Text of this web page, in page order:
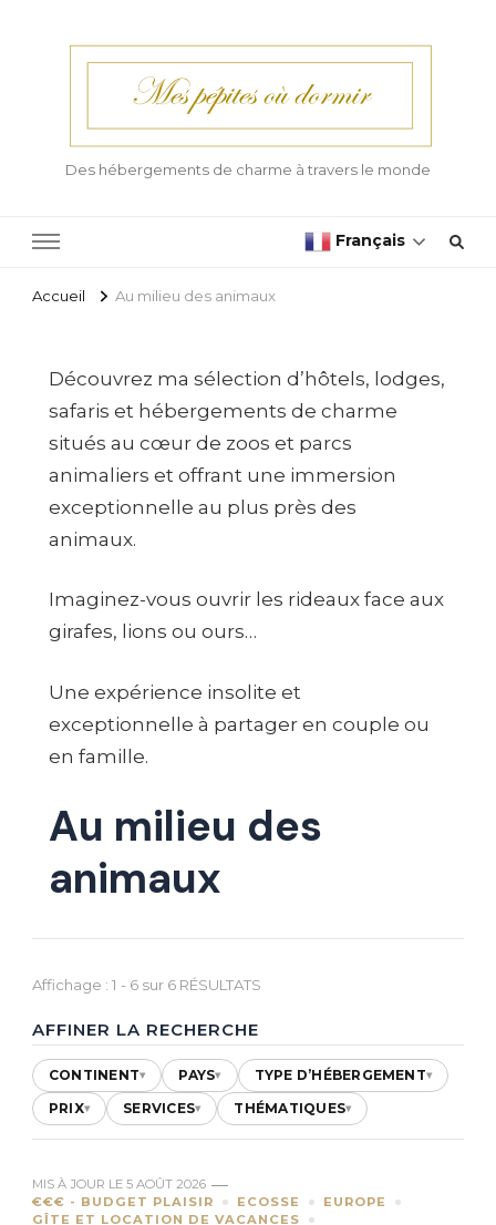
Des hébergements de charme à travers le monde
Français
Accueil Au milieu des animaux
Découvrez ma sélection d’hôtels, lodges,
safaris et hébergements de charme
situés au cœur de zoos et parcs
animaliers et offrant une immersion
exceptionnelle au plus près des
animaux.
Imaginez-vous ouvrir les rideaux face aux
girafes, lions ou ours…
Une expérience insolite et
exceptionnelle à partager en couple ou
en famille.
Au milieu des
animaux
Affichage : 1 - 6 sur 6 RÉSULTATS
AFFINER LA RECHERCHE
CONTINENT▾ PAYS▾ TYPE D’HÉBERGEMENT▾
PRIX▾ SERVICES▾ THÉMATIQUES▾
MIS À JOUR LE 5 AOÛT 2026
€€€ - BUDGET PLAISIR
ECOSSE
EUROPE
GÎTE ET LOCATION DE VACANCES